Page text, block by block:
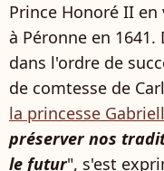
Prince Honoré II
à Péronne en
dans l'ordre de
de comtesse de
la princesse
préserver nos
le futur", s'est